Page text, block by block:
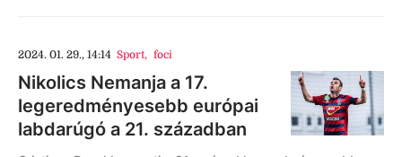
2024. 01. 29., 14:14 Sport, foci
Nikolics Nemanja a 17.
legeredményesebb európai
labdarúgó a 21. században